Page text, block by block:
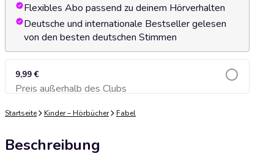
Flexibles Abo passend zu deinem Hörverhalten
Deutsche und internationale Bestseller gelesen
von den besten deutschen Stimmen
9,99 €
Preis außerhalb des ClubsZum Warenkorb hinzufügen
Startseite Kinder – Hörbücher Fabel
Beschreibung